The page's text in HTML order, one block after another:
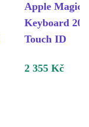
Apple Magic
Keyboard
Touch ID
2 355 Kč